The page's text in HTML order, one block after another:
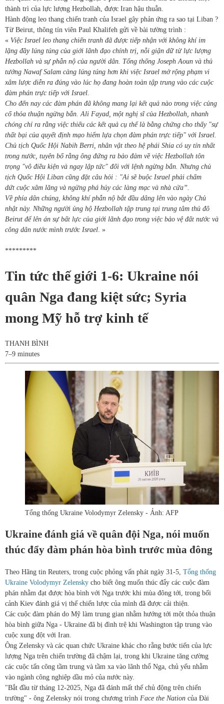
thành trì của lực lượng Hezbollah, được Iran hậu thuẫn.
Hành động leo thang chiến tranh của Israel gây phản ứng ra sao tại Liban ?
Từ Beirut, thông tín viên Paul Khalifeh gửi về bài tường trình :
« Việc Israel leo thang chiến tranh đã được tiếp nhận với không khí im
lặng đầy lúng túng của giới lãnh đạo chính trị, nỗi giận dữ từ lực lượng
Hezbollah và sự phẫn nộ của người dân. Tổng thống Joseph Aoun và thủ
tướng Nawaf Salam càng lúng túng hơn khi việc Israel mở rộng phạm vi
xâm lược diễn ra đúng vào lúc họ đang hoàn toàn tập trung vào các cuộc
đàm phán trực tiếp với Israel.
Cho đến nay các đàm phán đã không mang lại kết quả nào trong việc củng
cố thỏa thuận ngừng bắn. Ali Fayad, một nghị sĩ của Hezbollah, nhanh
chóng chỉ ra rằng việc thiếu các kết quả cụ thể là bằng chứng cho thấy "sự
thất bại của quyết định mạo hiểm lựa chọn đàm phán trực tiếp" với Israel.
Chủ tịch Quốc Hội Nabih Berri, nhân vật theo hệ phái Shia có uy tín nhất
trong nước, tuyên bố rằng ông đứng ra bảo đảm về việc Hezbollah tôn
trọng "vô điều kiện và ngay lập tức" đối với lệnh ngừng bắn. Nhưng chủ
tịch Quốc Hội Liban cũng đặt câu hỏi : "Ai sẽ buộc Israel phải chấm
dứt cuộc xâm lăng và ngừng phá hủy các làng mạc và nhà cửa’’.
Về phía dân chúng, không khí phẫn nộ bắt đầu dâng lên vào ngày Chủ
nhật này. Những người ủng hộ Hezbollah tập trung tại trung tâm thủ đô
Beirut để lên án sự bất lực của giới lãnh đạo trong việc bảo vệ đất nước và
công dân nước mình trước Israel. »
*********
Tin tức thế giới 1-6: Ukraine nói
quân Nga đang kiệt sức; Syria
mong Mỹ hỗ trợ kinh tế
THANH BÌNH
7–9 minutes
Tổng thống Ukraine Volodymyr Zelensky - Ảnh: AFP
Ukraine đánh giá về quân đội Nga, nói muốn
thúc đẩy đàm phán hòa bình trước mùa đông
Theo Hãng tin Reuters, trong cuộc phỏng vấn phát ngày 31-5, Tổng thống
Ukraine Volodymyr Zelensky cho biết ông muốn thúc đẩy các cuộc đàm
phán nhằm đạt được hòa bình với Nga trước khi mùa đông tới, trong bối
cảnh Kiev đánh giá vị thế chiến lược của mình đã được cải thiện.
Các cuộc đàm phán do Mỹ làm trung gian nhằm hướng tới một thỏa thuận
hòa bình giữa Nga - Ukraine đã bị đình trệ khi Washington tập trung vào
cuộc xung đột với Iran.
Ông Zelensky và các quan chức Ukraine khác cho rằng bước tiến của lực
lượng Nga trên chiến trường đã chậm lại, trong khi Ukraine tăng cường
các cuộc tấn công tầm trung và tầm xa vào lãnh thổ Nga, chủ yếu nhằm
vào ngành công nghiệp dầu mỏ của nước này.
"Bắt đầu từ tháng 12-2025, Nga đã đánh mất thế chủ động trên chiến
trường" - ông Zelensky nói trong chương trình Face the Nation của Đài